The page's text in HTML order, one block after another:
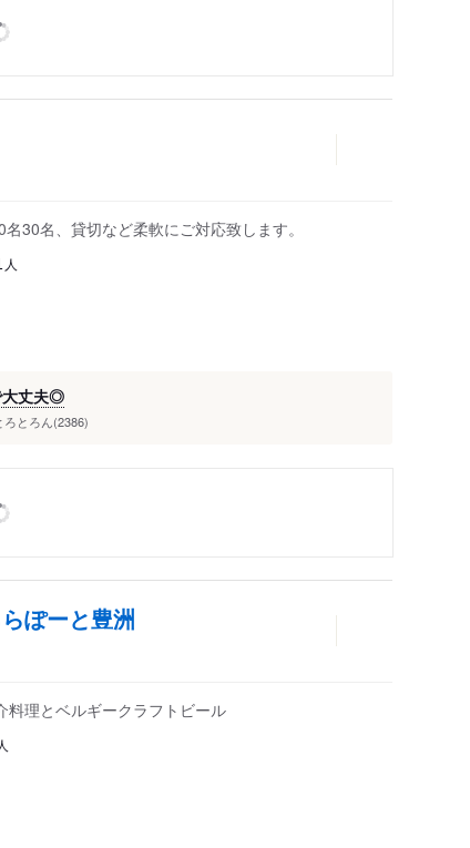
30名、貸切など柔軟にご対応致します。
人
大丈夫◎
ろとろん(2386)
ぽーと豊洲
理とベルギークラフトビール
人